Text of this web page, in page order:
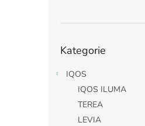
kategorie
Kategorie
IQOS
IQOS ILUMA
TEREA
LEVIA